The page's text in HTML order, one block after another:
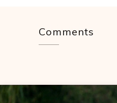
Comments